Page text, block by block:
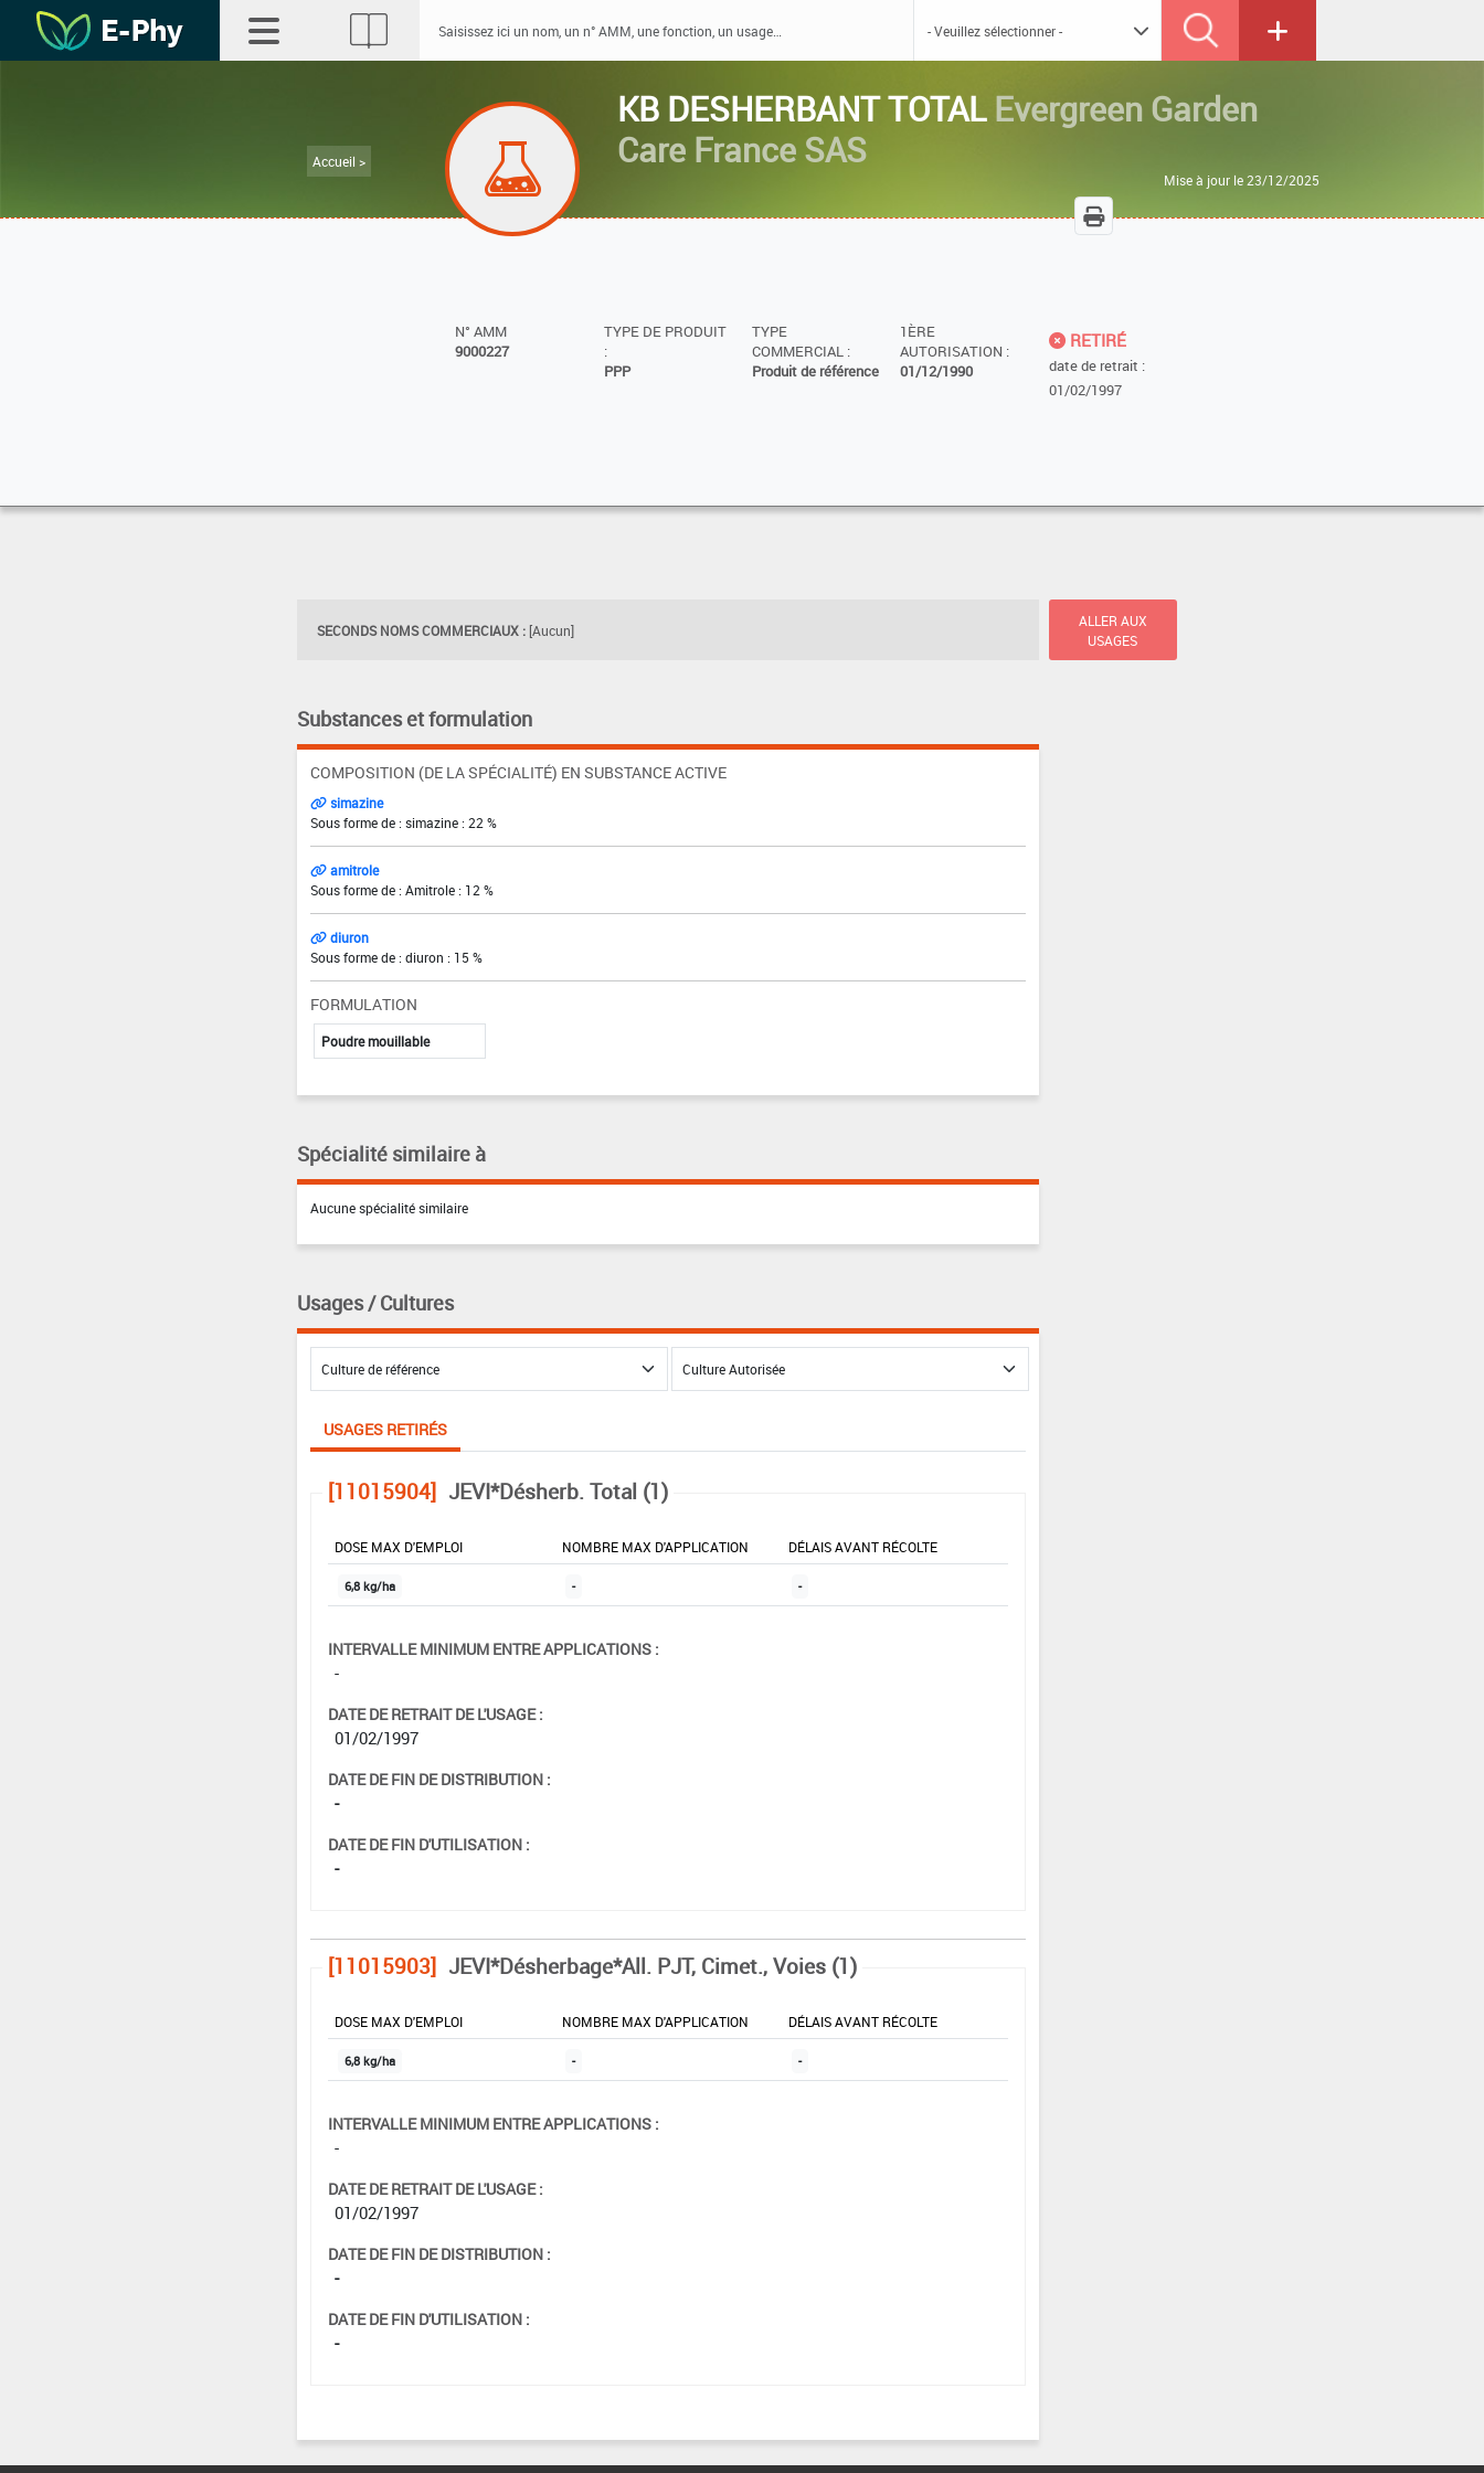
Accueil >
KB DESHERBANT TOTALEvergreen Garden
Care France SAS
Mise à jour le 23/12/2025
N° AMM
9000227
TYPE DE PRODUIT
:
PPP
TYPE
COMMERCIAL :
Produit de référence
1ÈRE
AUTORISATION :
01/12/1990
RETIRÉ
date de retrait :
01/02/1997
SECONDS NOMS COMMERCIAUX : [Aucun]
ALLER AUX
USAGES
Substances et formulation
COMPOSITION (DE LA SPÉCIALITÉ) EN SUBSTANCE ACTIVE
simazine
Sous forme de : simazine : 22 %
amitrole
Sous forme de : Amitrole : 12 %
diuron
Sous forme de : diuron : 15 %
FORMULATION
Poudre mouillable
Spécialité similaire à
Aucune spécialité similaire
Usages / Cultures
USAGES RETIRÉS
[11015904] JEVI*Désherb. Total (1)
DOSE MAX D'EMPLOI NOMBRE MAX D'APPLICATION DÉLAIS AVANT RÉCOLTE
6,8 kg/ha - -
INTERVALLE MINIMUM ENTRE APPLICATIONS :
-
DATE DE RETRAIT DE L'USAGE :
01/02/1997
DATE DE FIN DE DISTRIBUTION :
-
DATE DE FIN D'UTILISATION :
-
[11015903] JEVI*Désherbage*All. PJT, Cimet., Voies (1)
DOSE MAX D'EMPLOI NOMBRE MAX D'APPLICATION DÉLAIS AVANT RÉCOLTE
6,8 kg/ha - -
INTERVALLE MINIMUM ENTRE APPLICATIONS :
-
DATE DE RETRAIT DE L'USAGE :
01/02/1997
DATE DE FIN DE DISTRIBUTION :
-
DATE DE FIN D'UTILISATION :
-